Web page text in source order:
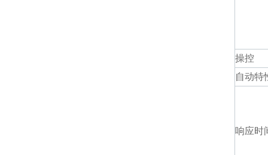
操控
自动特
响应时